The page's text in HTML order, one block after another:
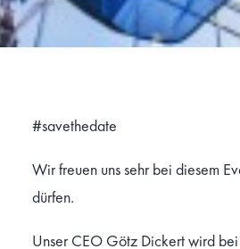
#savethedate
Wir freuen uns sehr bei diesem
dürfen.
Unser CEO Götz Dickertwird